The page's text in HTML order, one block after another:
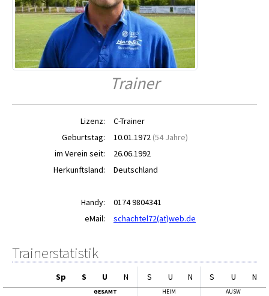
Trainer
Lizenz:
C-Trainer
Geburtstag:
10.01.1972 (54 Jahre)
im Verein seit:
26.06.1992
Herkunftsland:
Deutschland
Handy:
0174 9804341
eMail:
schachtel72(at)web.de
Trainerstatistik
Sp S U N S U N S U N
GESAMT HEIM AUSW